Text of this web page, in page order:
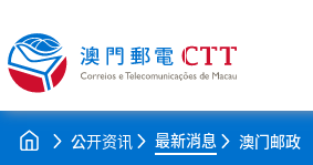
公开资讯 最新消息 澳门邮政